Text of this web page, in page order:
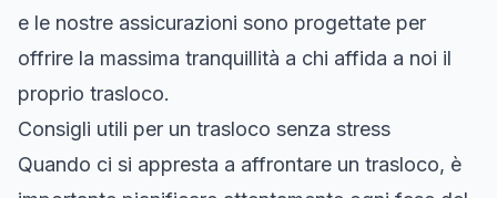
e le nostre assicurazioni sono progettate per
offrire la massima tranquillità a chi affida a noi il
proprio trasloco.
Consigli utili per un trasloco senza stress
Quando ci si appresta a affrontare un trasloco, è